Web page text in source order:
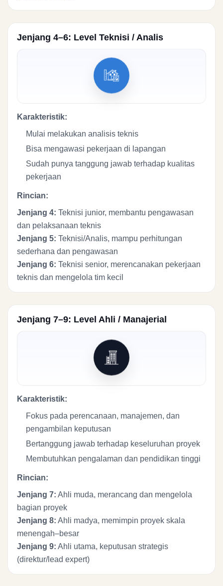
Jenjang 4–6: Level Teknisi / Analis
Karakteristik:
Mulai melakukan analisis teknis
Bisa mengawasi pekerjaan di lapangan
Sudah punya tanggung jawab terhadap kualitas
pekerjaan
Rincian:
Jenjang 4: Teknisi junior, membantu pengawasan
dan pelaksanaan teknis
Jenjang 5: Teknisi/Analis, mampu perhitungan
sederhana dan pengawasan
Jenjang 6: Teknisi senior, merencanakan pekerjaan
teknis dan mengelola tim kecil
Jenjang 7–9: Level Ahli / Manajerial
Karakteristik:
Fokus pada perencanaan, manajemen, dan
pengambilan keputusan
Bertanggung jawab terhadap keseluruhan proyek
Membutuhkan pengalaman dan pendidikan tinggi
Rincian:
Jenjang 7: Ahli muda, merancang dan mengelola
bagian proyek
Jenjang 8: Ahli madya, memimpin proyek skala
menengah–besar
Jenjang 9: Ahli utama, keputusan strategis
(direktur/lead expert)